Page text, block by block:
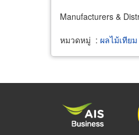
Manufacturers &
หมวดหมู่ : ผลไม้เทียม